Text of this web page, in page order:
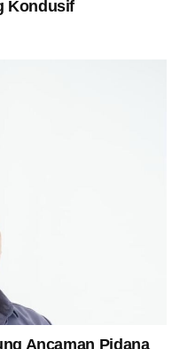
Kondusif
Ancaman Pidana